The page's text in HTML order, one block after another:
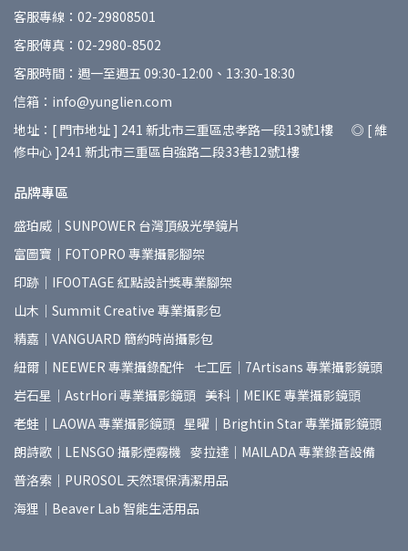
客服專線：02-29808501
客服傳真：02-2980-8502
客服時間：週一至週五 09:30-12:00、13:30-18:30
信箱：info@yunglien.com
地址：[ 門市地址 ] 241 新北市三重區忠孝路一段13號1樓 ◎ [ 維
修中心 ]241 新北市三重區自強路二段33巷12號1樓
品牌專區
盛珀威｜SUNPOWER 台灣頂級光學鏡片
富圖寶｜FOTOPRO 專業攝影腳架
印跡｜IFOOTAGE 紅點設計獎專業腳架
山木｜Summit Creative 專業攝影包
精嘉｜VANGUARD 簡約時尚攝影包
紐爾｜NEEWER 專業攝錄配件 七工匠｜7Artisans 專業攝影鏡頭
岩石星｜AstrHori 專業攝影鏡頭 美科｜MEIKE 專業攝影鏡頭
老蛙｜LAOWA 專業攝影鏡頭 星曜｜Brightin Star 專業攝影鏡頭
朗詩歌｜LENSGO 攝影煙霧機 麥拉達｜MAILADA 專業錄音設備
普洛索｜PUROSOL 天然環保清潔用品
海狸｜Beaver Lab 智能生活用品